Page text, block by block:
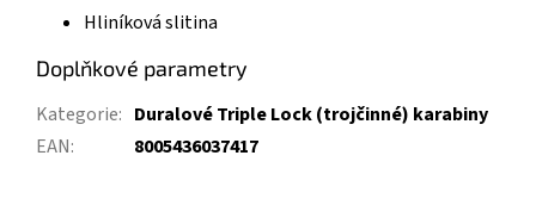
Hliníková slitina
Doplňkové parametry
Kategorie: Duralové Triple Lock (trojčinné) karabiny
EAN: 8005436037417